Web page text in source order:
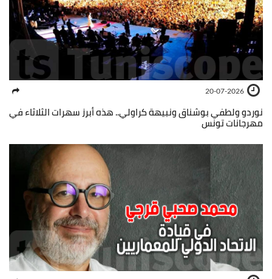
20-07-2026
نوردو ولطفي بوشناق ونبيهة كراولي.. هذه أبرز سهرات الثلاثاء في
مهرجانات تونس